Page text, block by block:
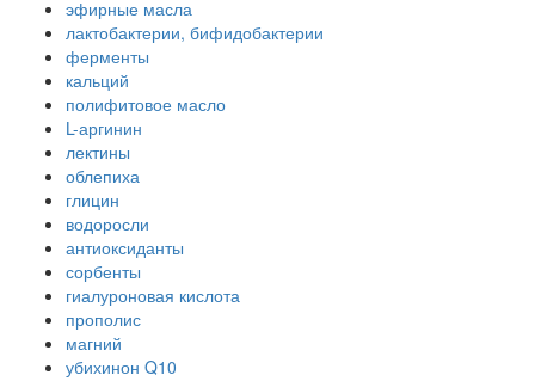
эфирные масла
лактобактерии, бифидобактерии
ферменты
кальций
полифитовое масло
L-аргинин
лектины
облепиха
глицин
водоросли
антиоксиданты
сорбенты
гиалуроновая кислота
прополис
магний
убихинон Q10